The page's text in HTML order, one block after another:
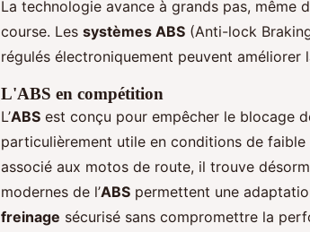
La technologie avance à grands pas, même
course. Les systèmes ABS (Anti-lock
régulés électroniquement peuvent améliorer
L'ABS en compétition
L’ABS est conçu pour empêcher le blocage
particulièrement utile en conditions de faible
associé aux motos de route, il trouve
modernes de l’ABS permettent une
freinage sécurisé sans compromettre la